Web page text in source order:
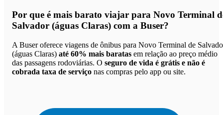
Por que é mais barato viajar para Novo Terminal
Salvador (águas Claras) com a Buser?
A Buser oferece viagens de ônibus para Novo Terminal de
(águas Claras) até 60% mais baratas em relação ao preço médio
das passagens rodoviárias. O seguro de vida é grátis e não é
cobrada taxa de serviço nas compras pelo app ou site.